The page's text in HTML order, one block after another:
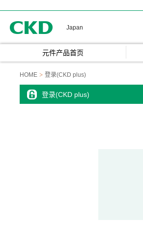
Japan
元件产品首页
HOME 登录(CKD plus)
登录(CKD plus)